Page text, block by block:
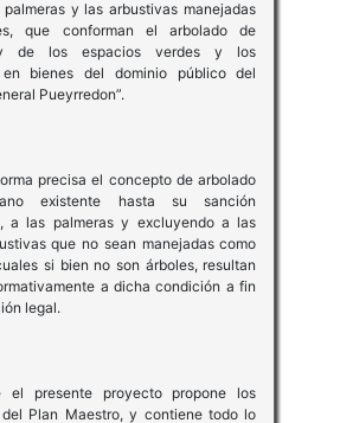
palmeras y las arbustivas manejadas
que conforman el arbolado de
de los espacios verdes y los
en bienes del dominio público del
Pueyrredon”.
precisa el concepto de arbolado
existente hasta su sanción
a las palmeras y excluyendo a las
que no sean manejadas como
si bien no son árboles, resultan
a dicha condición a fin
legal.
proyecto propone los
del Plan Maestro, y contiene todo lo